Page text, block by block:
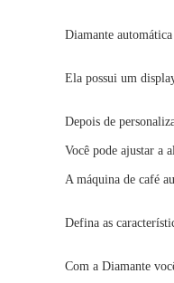
Diamante
Ela possui um
Depois de
Você pode ajustar a
A máquina de café
Defina as
Com a Diamante